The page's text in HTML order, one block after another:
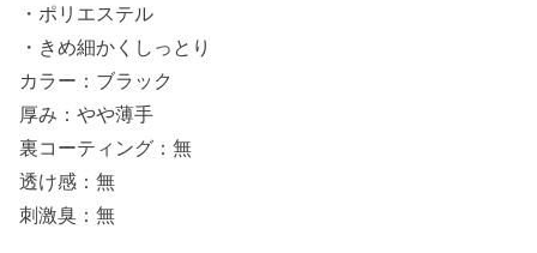
・ポリエステル
・きめ細かくしっとり
カラー：ブラック
厚み：やや薄手
裏コーティング：無
透け感：無
刺激臭：無